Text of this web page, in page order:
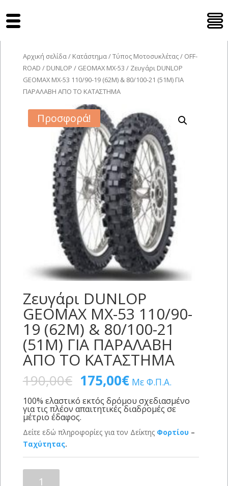
Αρχική σελίδα/ Κατάστημα/Τύπος Μοτοσυκλέτας/ OFF-
ROAD / DUNLOP / GEOMAX MX-53 / Ζευγάρι DUNLOP
GEOMAX MX-53 110/90-19 (62M) & 80/100-21 (51M) ΓΙΑ
ΠΑΡΑΛΑΒΗ ΑΠΟ ΤΟ ΚΑΤΑΣΤΗΜΑ
Προσφορά!
Ζευγάρι DUNLOP
GEOMAX MX-53 110/90-
19 (62M) & 80/100-21
(51M) ΓΙΑ ΠΑΡΑΛΑΒΗ
ΑΠΟ ΤΟ ΚΑΤΑΣΤΗΜΑ
190,00€ 175,00€ Με Φ.Π.Α.
100% ελαστικό εκτός δρόμου σχεδιασμένο
για τις πλέον απαιτητικές διαδρομές σε
μέτριο έδαφος.
Δείτε εδώ πληροφορίες για τον Δείκτης Φορτίου –
Ταχύτητας.